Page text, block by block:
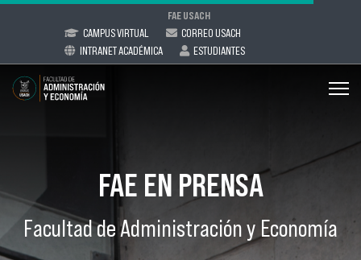
FAE USACH
CAMPUS VIRTUAL
CORREO USACH
INTRANET ACADÉMICA
ESTUDIANTES
FAE EN PRENSA
Facultad de Administración y Economía